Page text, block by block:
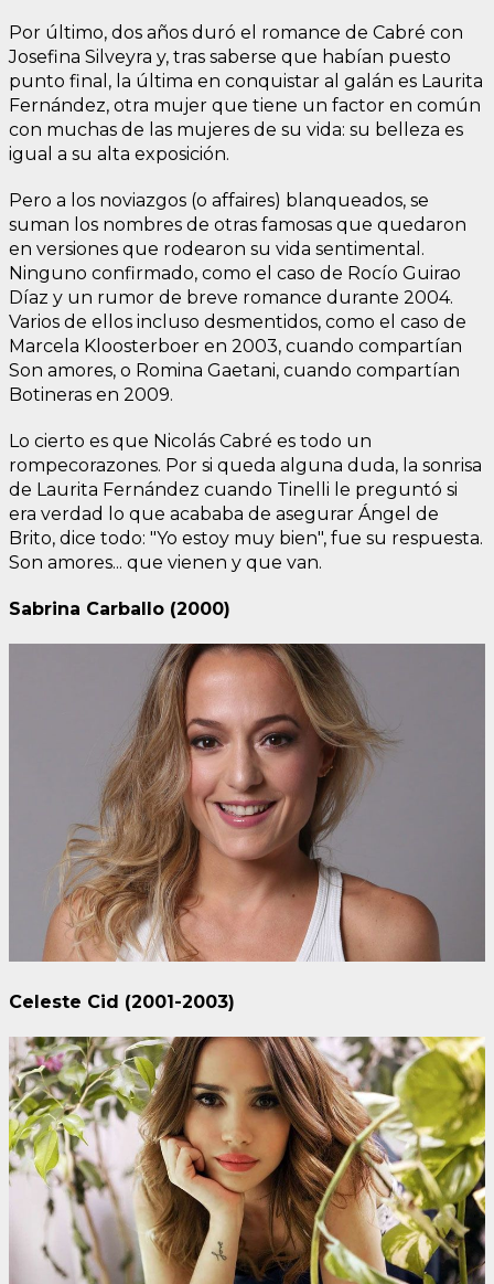
Por último, dos años duró el romance de Cabré con
Josefina Silveyra y, tras saberse que habían puesto
punto final, la última en conquistar al galán es Laurita
Fernández, otra mujer que tiene un factor en común
con muchas de las mujeres de su vida: su belleza es
igual a su alta exposición.
Pero a los noviazgos (o affaires) blanqueados, se
suman los nombres de otras famosas que quedaron
en versiones que rodearon su vida sentimental.
Ninguno confirmado, como el caso de Rocío Guirao
Díaz y un rumor de breve romance durante 2004.
Varios de ellos incluso desmentidos, como el caso de
Marcela Kloosterboer en 2003, cuando compartían
Son amores, o Romina Gaetani, cuando compartían
Botineras en 2009.
Lo cierto es que Nicolás Cabré es todo un
rompecorazones. Por si queda alguna duda, la sonrisa
de Laurita Fernández cuando Tinelli le preguntó si
era verdad lo que acababa de asegurar Ángel de
Brito, dice todo: "Yo estoy muy bien", fue su respuesta.
Son amores... que vienen y que van.
Sabrina Carballo (2000)
Celeste Cid (2001-2003)